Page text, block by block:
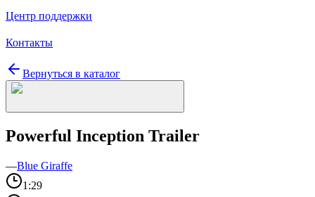
Центр поддержки
Контакты
Вернуться в каталог
Powerful Inception Trailer
—Blue Giraffe
1:29